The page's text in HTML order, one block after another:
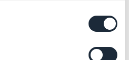
GoodBarber con una
contenuti, ottimizza i